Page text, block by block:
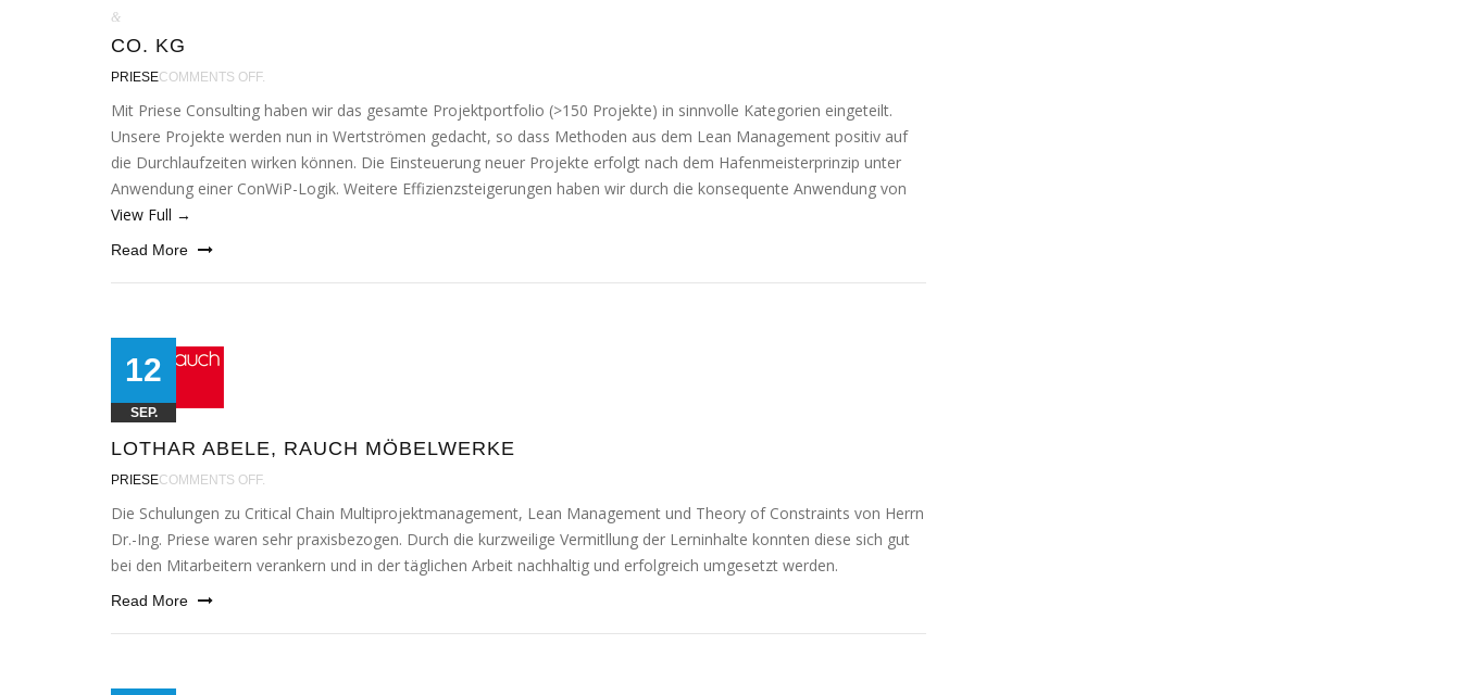
&
CO. KG
PRIESECOMMENTS OFF.
Mit Priese Consulting haben wir das gesam­te Projektportfolio (>150 Projekte) in sinn­vol­le Kategorien ein­ge­teilt.
Unsere Projekte wer­den nun in Wertströmen gedacht, so dass Methoden aus dem Lean Management posi­tiv auf
die Durchlaufzeiten wir­ken kön­nen. Die Einsteuerung neu­er Projekte erfolgt nach dem Hafenmeisterprinzip unter
Anwendung einer ConWiP-Logik. Weitere Effizienzsteigerungen haben wir durch die kon­se­quen­te Anwendung von
View Full →
Read More
12
SEP.
LOTHAR ABELE, RAUCH MÖBELWERKE
PRIESECOMMENTS OFF.
Die Schulungen zu Critical Chain Multiprojektmanagement, Lean Management und Theory of Constraints von Herrn
Dr.-Ing. Priese waren sehr pra­xis­be­zo­gen. Durch die kurz­wei­li­ge Vermitllung der Lerninhalte konn­ten die­se sich gut
bei den Mitarbeitern ver­an­kern und in der täg­li­chen Arbeit nach­hal­tig und erfolg­reich umge­setzt werden.
Read More